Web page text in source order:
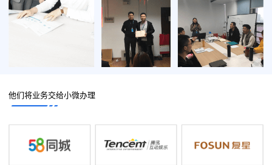
他们将业务交给小微办理